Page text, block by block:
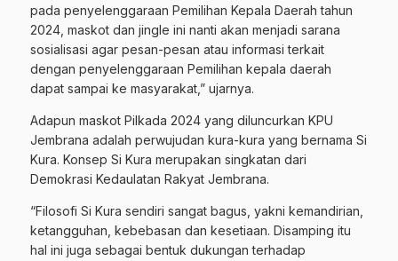
pada penyelenggaraan Pemilihan Kepala Daerah tahun
2024, maskot dan jingle ini nanti akan menjadi sarana
sosialisasi agar pesan-pesan atau informasi terkait
dengan penyelenggaraan Pemilihan kepala daerah
dapat sampai ke masyarakat,” ujarnya.
Adapun maskot Pilkada 2024 yang diluncurkan KPU
Jembrana adalah perwujudan kura-kura yang bernama Si
Kura. Konsep Si Kura merupakan singkatan dari
Demokrasi Kedaulatan Rakyat Jembrana.
“Filosofi Si Kura sendiri sangat bagus, yakni kemandirian,
ketangguhan, kebebasan dan kesetiaan. Disamping itu
hal ini juga sebagai bentuk dukungan terhadap